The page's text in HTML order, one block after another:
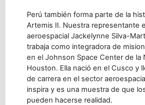
Perú también forma parte de la
Artemis II. Nuestra representante
aeroespacial Jackelynne Silva-
trabaja como integradora de
en el Johnson Space Center de la
Houston. Ella nació en el Cusco y
de carrera en el sector
inspira y es una muestra de que
pueden hacerse realidad.